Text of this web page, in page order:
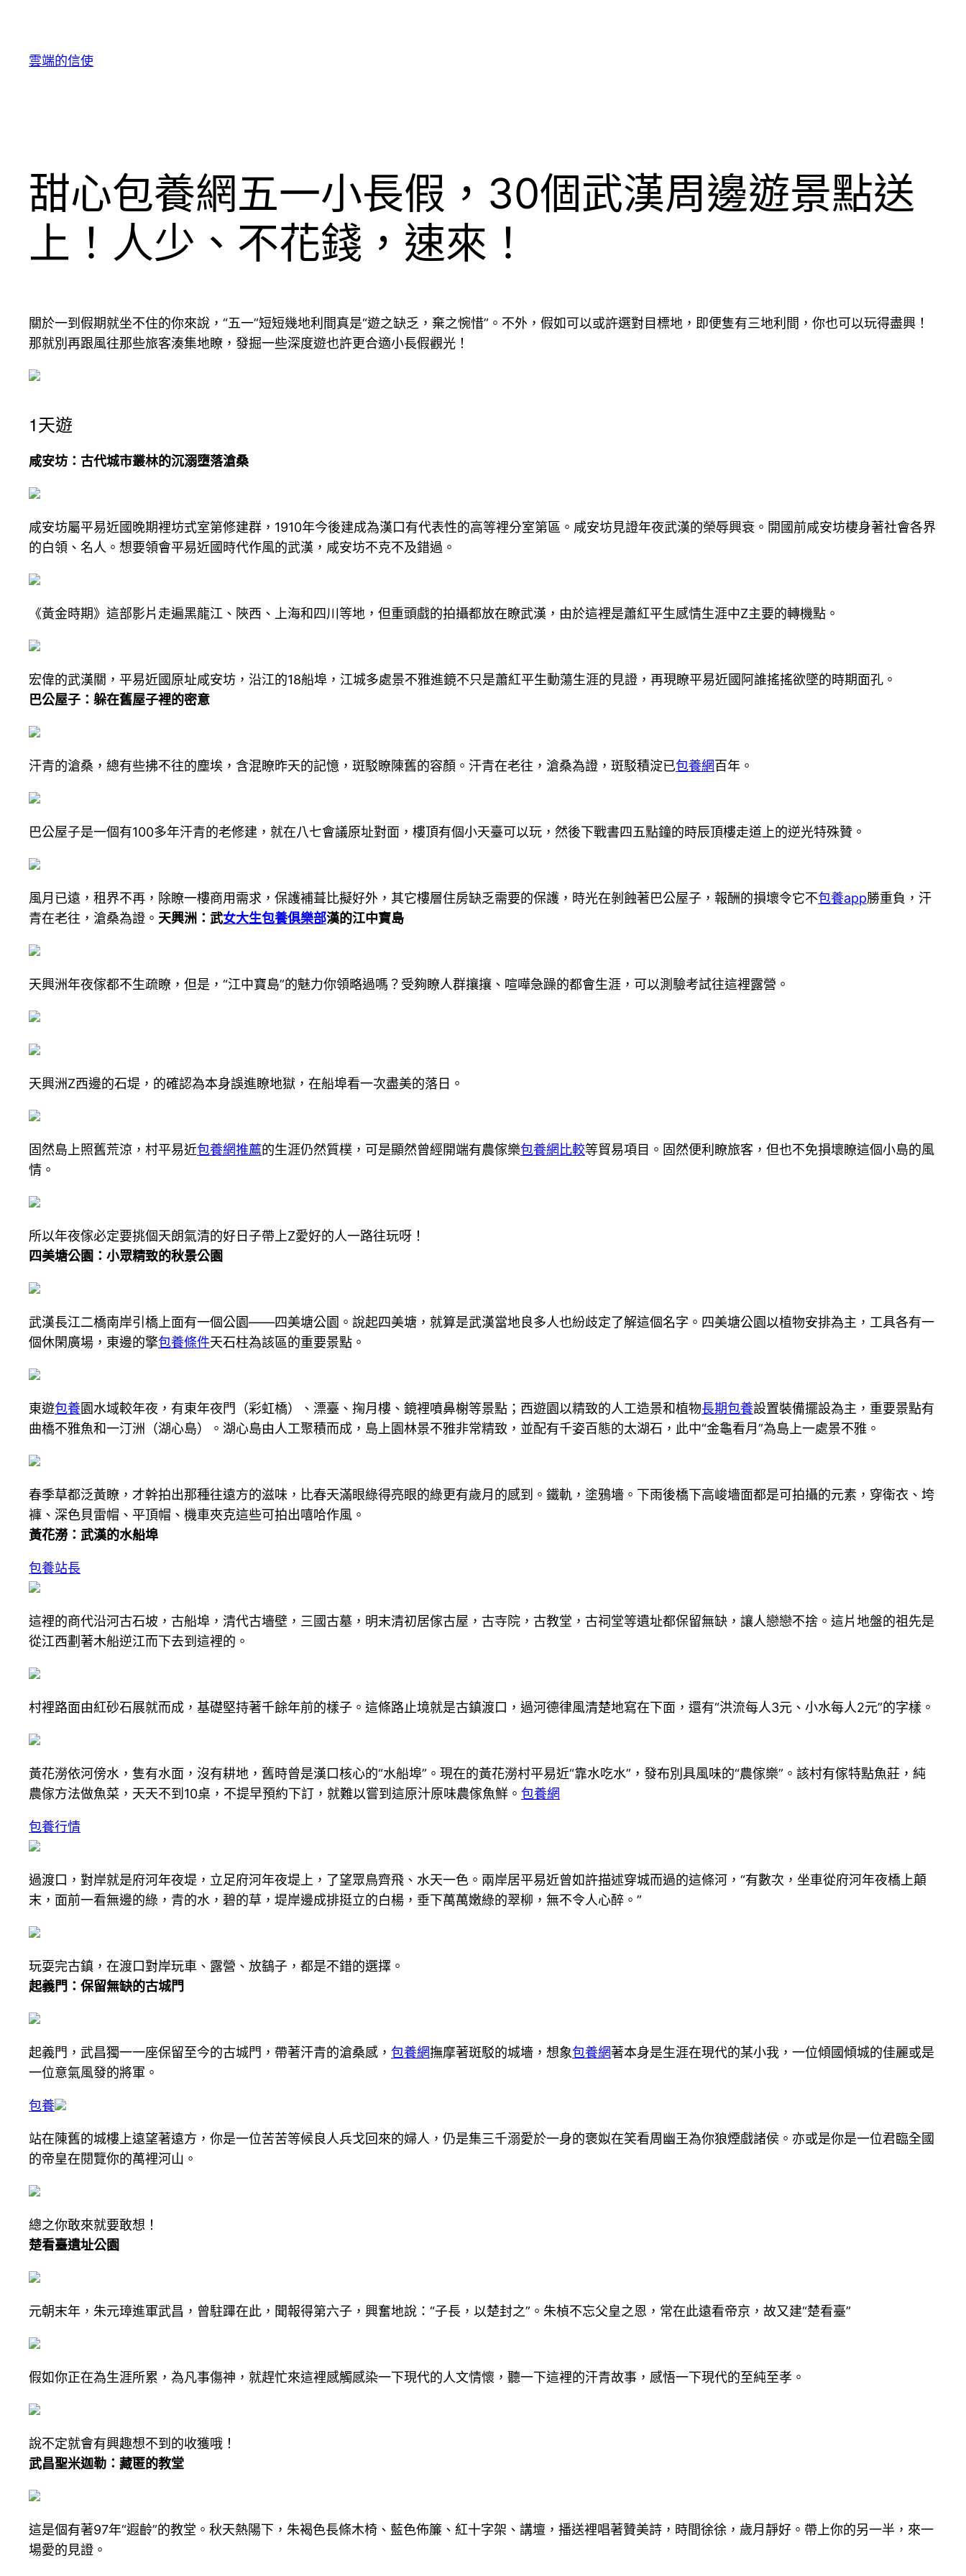
雲端的信使
甜心包養網五一小長假，30個武漢周邊遊景點送
上！人少、不花錢，速來！
關於一到假期就坐不住的你來說，“五一”短短幾地利間真是“遊之缺乏，棄之惋惜”。不外，假如可以或許選對目標地，即便隻有三地利間，你也可以玩得盡興！
那就別再跟風往那些旅客湊集地瞭，發掘一些深度遊也許更合適小長假觀光！
1天遊
咸安坊：古代城市叢林的沉溺墮落滄桑
咸安坊屬平易近國晚期裡坊式室第修建群，1910年今後建成為漢口有代表性的高等裡分室第區。咸安坊見證年夜武漢的榮辱興衰。開國前咸安坊棲身著社會各界
的白領、名人。想要領會平易近國時代作風的武漢，咸安坊不克不及錯過。
《黃金時期》這部影片走遍黑龍江、陜西、上海和四川等地，但重頭戲的拍攝都放在瞭武漢，由於這裡是蕭紅平生感情生涯中Z主要的轉機點。
宏偉的武漢關，平易近國原址咸安坊，沿江的18船埠，江城多處景不雅進鏡不只是蕭紅平生動蕩生涯的見證，再現瞭平易近國阿誰搖搖欲墜的時期面孔。
巴公屋子：躲在舊屋子裡的密意
汗青的滄桑，總有些拂不往的塵埃，含混瞭昨天的記憶，斑駁瞭陳舊的容顏。汗青在老往，滄桑為證，斑駁積淀已包養網百年。
巴公屋子是一個有100多年汗青的老修建，就在八七會議原址對面，樓頂有個小天臺可以玩，然後下戰書四五點鐘的時辰頂樓走道上的逆光特殊贊。
風月已遠，租界不再，除瞭一樓商用需求，保護補葺比擬好外，其它樓層住房缺乏需要的保護，時光在剝蝕著巴公屋子，報酬的損壞令它不包養app勝重負，汗
青在老往，滄桑為證。 天興洲：武女大生包養俱樂部漢的江中寶島
天興洲年夜傢都不生疏瞭，但是，“江中寶島”的魅力你領略過嗎？受夠瞭人群攘攘、喧嘩急躁的都會生涯，可以測驗考試往這裡露營。
天興洲Z西邊的石堤，的確認為本身誤進瞭地獄，在船埠看一次盡美的落日。
固然島上照舊荒涼，村平易近包養網推薦的生涯仍然質樸，可是顯然曾經開端有農傢樂包養網比較等貿易項目。固然便利瞭旅客，但也不免損壞瞭這個小島的風
情。
所以年夜傢必定要挑個天朗氣清的好日子帶上Z愛好的人一路往玩呀！
四美塘公園：小眾精致的秋景公園
武漢長江二橋南岸引橋上面有一個公園——四美塘公園。說起四美塘，就算是武漢當地良多人也紛歧定了解這個名字。四美塘公園以植物安排為主，工具各有一
個休閑廣場，東邊的擎包養條件天石柱為該區的重要景點。
東遊包養園水域較年夜，有東年夜門（彩虹橋）、漂臺、掬月樓、鏡裡噴鼻榭等景點；西遊園以精致的人工造景和植物長期包養設置裝備擺設為主，重要景點有
曲橋不雅魚和一汀洲（湖心島）。湖心島由人工聚積而成，島上園林景不雅非常精致，並配有千姿百態的太湖石，此中“金龜看月”為島上一處景不雅。
春季草都泛黃瞭，才幹拍出那種往遠方的滋味，比春天滿眼綠得亮眼的綠更有歲月的感到。鐵軌，塗鴉墻。下雨後橋下高峻墻面都是可拍攝的元素，穿衛衣、垮
褲、深色貝雷帽、平頂帽、機車夾克這些可拍出嘻哈作風。
黃花澇：武漢的水船埠
包養站長
這裡的商代沿河古石坡，古船埠，清代古墻壁，三國古墓，明末清初居傢古屋，古寺院，古教堂，古祠堂等遺址都保留無缺，讓人戀戀不捨。這片地盤的祖先是
從江西劃著木船逆江而下去到這裡的。
村裡路面由紅砂石展就而成，基礎堅持著千餘年前的樣子。這條路止境就是古鎮渡口，過河德律風清楚地寫在下面，還有“洪流每人3元、小水每人2元”的字樣。
黃花澇依河傍水，隻有水面，沒有耕地，舊時曾是漢口核心的“水船埠”。現在的黃花澇村平易近“靠水吃水”，發布別具風味的“農傢樂”。該村有傢特點魚莊，純
農傢方法做魚菜，天天不到10桌，不提早預約下訂，就難以嘗到這原汁原味農傢魚鮮。 包養網
包養行情
過渡口，對岸就是府河年夜堤，立足府河年夜堤上，了望眾鳥齊飛、水天一色。兩岸居平易近曾如許描述穿城而過的這條河，“有數次，坐車從府河年夜橋上顛
末，面前一看無邊的綠，青的水，碧的草，堤岸邊成排挺立的白楊，垂下萬萬嫩綠的翠柳，無不令人心醉。”
玩耍完古鎮，在渡口對岸玩車、露營、放鷂子，都是不錯的選擇。
起義門：保留無缺的古城門
起義門，武昌獨一一座保留至今的古城門，帶著汗青的滄桑感， 包養網撫摩著斑駁的城墻，想象包養網著本身是生涯在現代的某小我，一位傾國傾城的佳麗或是
一位意氣風發的將軍。
包養
站在陳舊的城樓上遠望著遠方，你是一位苦苦等候良人兵戈回來的婦人，仍是集三千溺愛於一身的褒姒在笑看周幽王為你狼煙戲諸侯。亦或是你是一位君臨全國
的帝皇在閱覽你的萬裡河山。
總之你敢來就要敢想！
楚看臺遺址公園
元朝末年，朱元璋進軍武昌，曾駐蹕在此，聞報得第六子，興奮地說：“子長，以楚封之”。朱楨不忘父皇之恩，常在此遠看帝京，故又建“楚看臺”
假如你正在為生涯所累，為凡事傷神，就趕忙來這裡感觸感染一下現代的人文情懷，聽一下這裡的汗青故事，感悟一下現代的至純至孝。
說不定就會有興趣想不到的收獲哦！
武昌聖米迦勒：藏匿的教堂
這是個有著97年“遐齡”的教堂。秋天熱陽下，朱褐色長條木椅、藍色佈簾、紅十字架、講壇，播送裡唱著贊美詩，時間徐徐，歲月靜好。帶上你的另一半，來一
場愛的見證。